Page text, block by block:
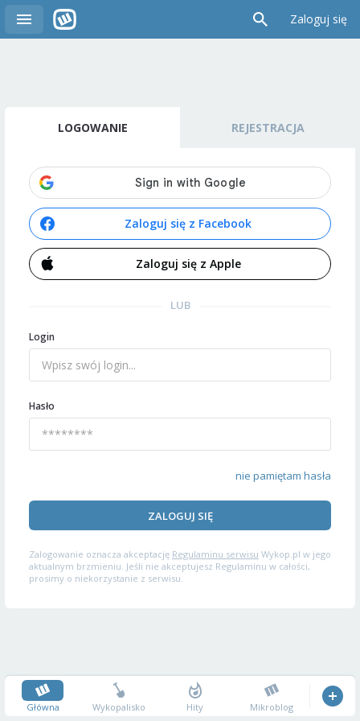
Zaloguj się
LOGOWANIE REJESTRACJA
Zaloguj się z Facebook
Zaloguj się z Apple
LUB
Login
Hasło
nie pamiętam hasła
ZALOGUJ SIĘ
Zalogowanie oznacza akceptację Regulaminu serwisu Wykop.pl w jego
aktualnym brzmieniu. Jeśli nie akceptujesz Regulaminu w całości,
prosimy o niekorzystanie z serwisu.
Główna Wykopalisko Hity Mikroblog